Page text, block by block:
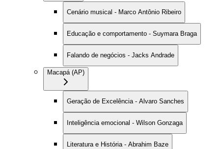
Cenário musical - Marco Antônio Ribeiro
Educação e comportamento - Suymara Braga
Falando de negócios - Jacks Andrade
Macapá (AP)
Geração de Excelência - Alvaro Sanches
Inteligência emocional - Wilson Gonzaga
Literatura e História - Abrahim Baze